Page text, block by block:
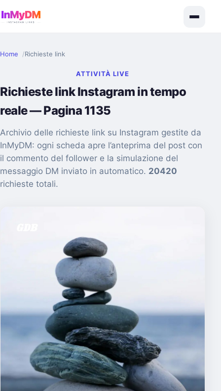
Home Richieste link
ATTIVITÀ LIVE
Richieste link Instagram in tempo
reale — Pagina 1135
Archivio delle richieste link su Instagram gestite da
InMyDM: ogni scheda apre l’anteprima del post con
il commento del follower e la simulazione del
messaggio DM inviato in automatico. 20420
richieste totali.